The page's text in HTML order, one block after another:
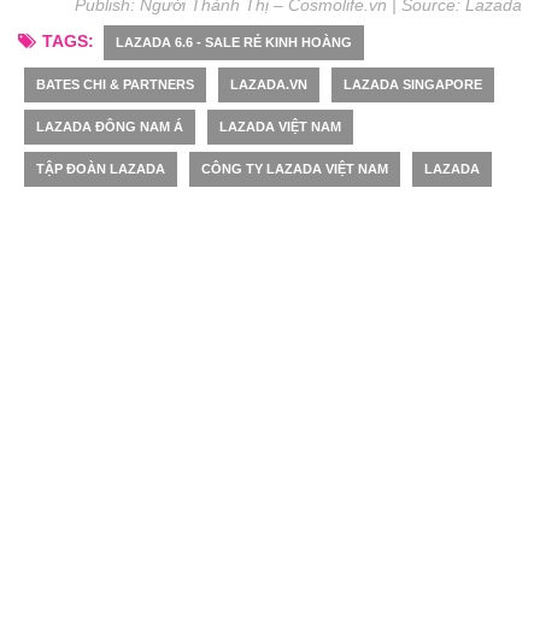
Publish: Người Thành Thị – Cosmolife.vn | Source: Lazada
TAGS:
LAZADA 6.6 - SALE RẺ KINH HOÀNG
BATES CHI & PARTNERS LAZADA.VN LAZADA SINGAPORE
LAZADA ĐÔNG NAM Á LAZADA VIỆT NAM
TẬP ĐOÀN LAZADA CÔNG TY LAZADA VIỆT NAM LAZADA